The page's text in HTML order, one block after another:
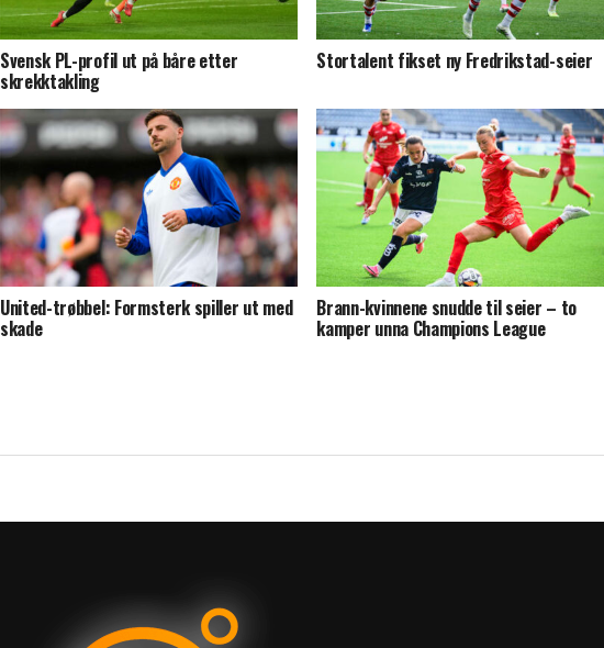
Svensk PL-profil ut på båre etter
skrekktakling
Stortalent fikset ny Fredrikstad-seier
United-trøbbel: Formsterk spiller ut med
skade
Brann-kvinnene snudde til seier – to
kamper unna Champions League